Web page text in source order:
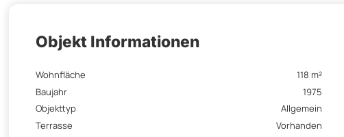
Objekt Informationen
Wohnfläche 118 m²
Baujahr
1975
Objekttyp
Allgemein
Terrasse
Vorhanden